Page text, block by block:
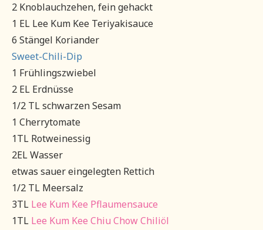
2 Knoblauchzehen, fein gehackt
1 EL Lee Kum Kee Teriyakisauce
6 Stängel Koriander
Sweet-Chili-Dip
1 Frühlingszwiebel
2 EL Erdnüsse
1/2 TL schwarzen Sesam
1 Cherrytomate
1TL Rotweinessig
2EL Wasser
etwas sauer eingelegten Rettich
1/2 TL Meersalz
3TL Lee Kum Kee Pflaumensauce
1TL Lee Kum Kee Chiu Chow Chiliöl